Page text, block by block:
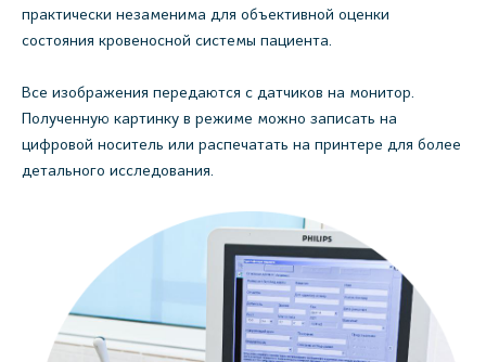
практически незаменима для объективной оценки
состояния кровеносной системы пациента.
Все изображения передаются с датчиков на монитор.
Полученную картинку в режиме можно записать на
цифровой носитель или распечатать на принтере для более
детального исследования.